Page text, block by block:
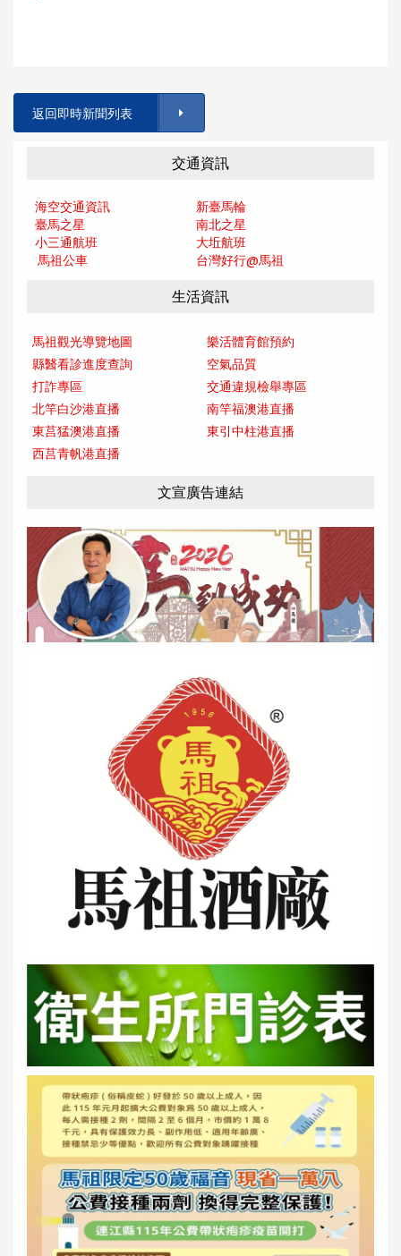
返回即時新聞列表
交通資訊
海空交通資訊
新臺馬輪
臺馬之星
南北之星
小三通航班
大坵航班
馬祖公車
台灣好行@馬祖
生活資訊
馬祖觀光導覽地圖
樂活體育館預約
縣醫看診進度查詢
空氣品質
打詐專區
交通違規檢舉專區
北竿白沙港直播
南竿福澳港直播
東莒猛澳港直播
東引中柱港直播
西莒青帆港直播
文宣廣告連結